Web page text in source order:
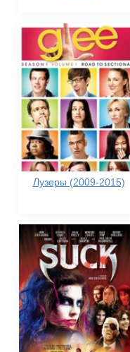
Лузеры (2009-2015)